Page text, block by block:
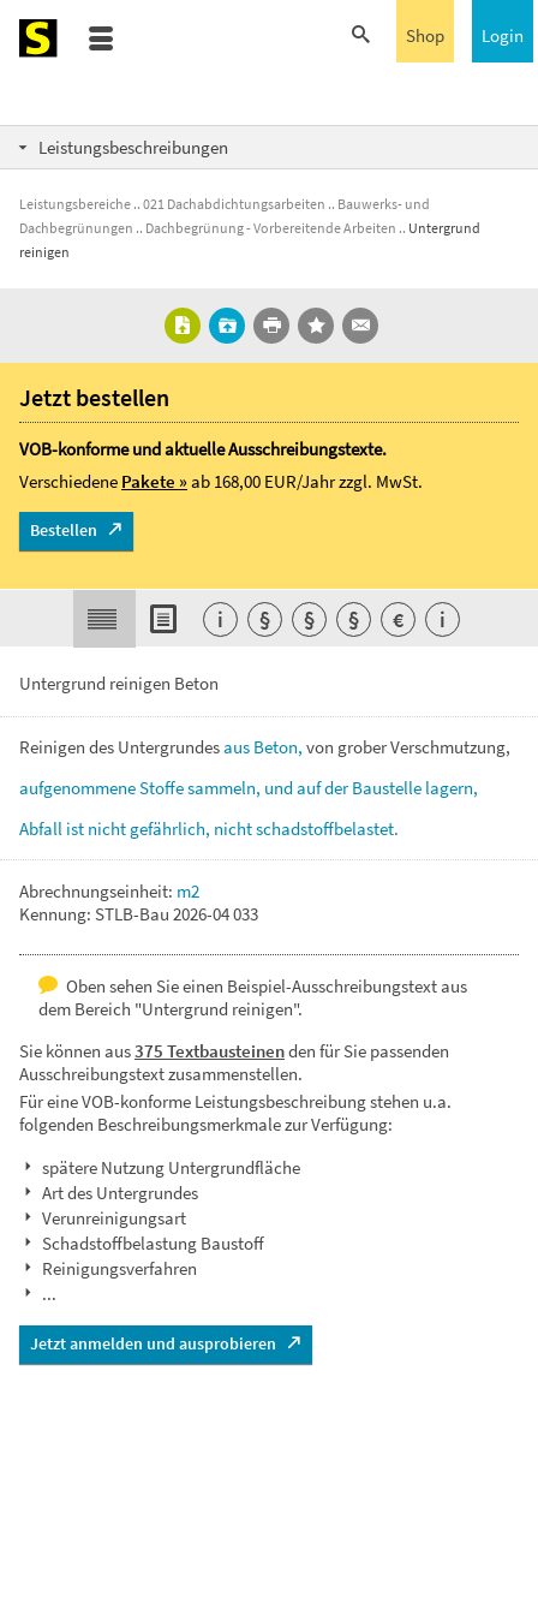
Login
Shop
Leistungsbeschreibungen
Leistungsbereiche 021 Dachabdichtungsarbeiten
Bauwerks- und
Dachbegrünungen
Dachbegrünung - Vorbereitende Arbeiten
Untergrund
reinigen
Untergrund reinigen Beton
Reinigen des Untergrundesaus Beton, von groberVerschmutzung,
aufgenommeneStoffesammeln, undaufderBaustelle lagern,
Abfall ist nicht gefährlich, nichtschadstoffbelastet.
Abrechnungseinheit: m2
Kennung: STLB-Bau 2026-04 033
Oben sehen Sie einen Beispiel-Ausschreibungstext aus
dem Bereich "Untergrund reinigen".
Sie können aus375 Textbausteinenden für Sie passenden
Ausschreibungstext zusammenstellen.
Für eine VOB-konforme Leistungsbeschreibung stehen u.a.
folgenden Beschreibungsmerkmale zur Verfügung:
spätere Nutzung Untergrundfläche
Art des Untergrundes
Verunreinigungsart
Schadstoffbelastung Baustoff
Reinigungsverfahren
...
Jetzt anmelden und ausprobieren
Jetzt bestellen
VOB-konforme und aktuelle Ausschreibungstexte.
Verschiedene Pakete »ab 168,00 EUR/Jahrzzgl. MwSt.
Bestellen
i § § § € i